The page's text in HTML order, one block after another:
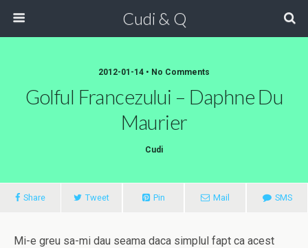
Cudi & Q
2012-01-14 • No Comments
Golful Francezului – Daphne Du
Maurier
Cudi
Share Tweet Pin Mail SMS
Mi-e greu sa-mi dau seama daca simplul fapt ca acest